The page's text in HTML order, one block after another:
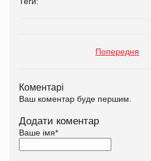
Попередня
Коментарі
Ваш коментар буде першим.
Додати коментар
Ваше імя*